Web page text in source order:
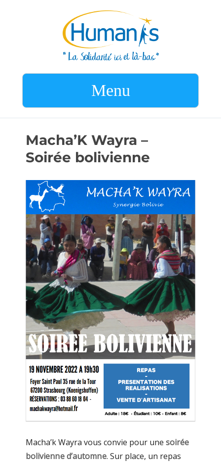
Menu
Macha’K Wayra –
Soirée bolivienne
Macha’k Wayra vous convie pour une soirée
bolivienne d’automne. Sur place, un repas